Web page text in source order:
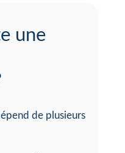
une
de plusieurs